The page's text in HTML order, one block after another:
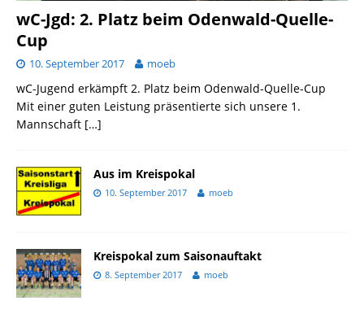
wC-Jgd: 2. Platz beim Odenwald-Quelle-
Cup
10. September 2017 moeb
wC-Jugend erkämpft 2. Platz beim Odenwald-Quelle-Cup
Mit einer guten Leistung präsentierte sich unsere 1.
Mannschaft […]
Aus im Kreispokal
10. September 2017 moeb
Kreispokal zum Saisonauftakt
8. September 2017 moeb